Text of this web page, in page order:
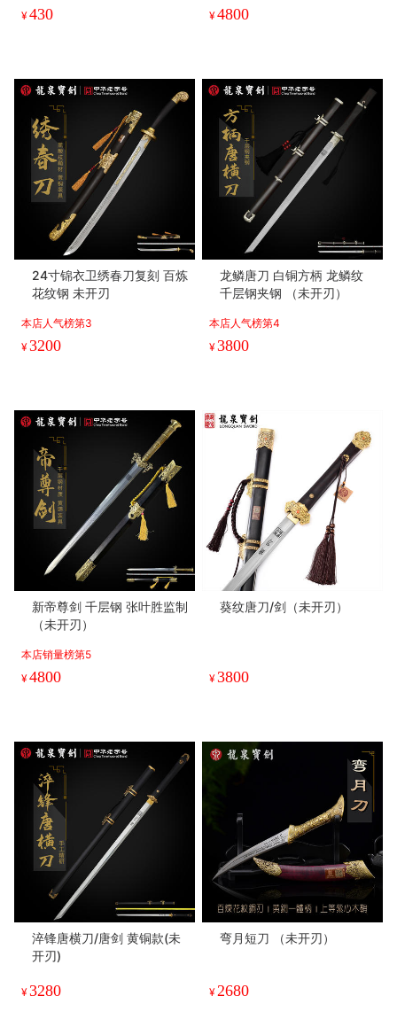
¥430 ¥4800
24寸锦衣卫绣春刀复刻 百炼
花纹钢 未开刃
本店人气榜第3
¥3200
龙鳞唐刀 白铜方柄 龙鳞纹
千层钢夹钢 （未开刃）
本店人气榜第4
¥3800
新帝尊剑 千层钢 张叶胜监制
（未开刃）
本店销量榜第5
¥4800
葵纹唐刀/剑（未开刃）
¥3800
淬锋唐横刀/唐剑 黄铜款(未
开刃)
¥3280
弯月短刀 （未开刃）
¥2680